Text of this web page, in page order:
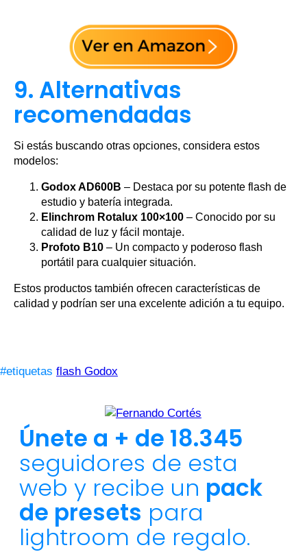
9. Alternativas
recomendadas
Si estás buscando otras opciones, considera estos
modelos:
Godox AD600B – Destaca por su potente flash de
estudio y batería integrada.
Elinchrom Rotalux 100×100 – Conocido por su
calidad de luz y fácil montaje.
Profoto B10 – Un compacto y poderoso flash
portátil para cualquier situación.
Estos productos también ofrecen características de
calidad y podrían ser una excelente adición a tu equipo.
#etiquetas flash Godox
Únete a + de 18.345
seguidores de esta
web y recibe un pack
de presets para
lightroom de regalo.